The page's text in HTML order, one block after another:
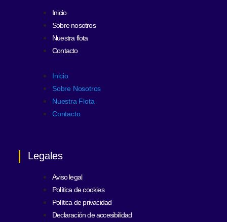
Inicio
Sobre nosotros
Nuestra flota
Contacto
Inicio
Sobre Nosotros
Nuestra Flota
Contacto
Legales
Aviso legal
Política de cookies
Política de privacidad
Declaración de accesibilidad